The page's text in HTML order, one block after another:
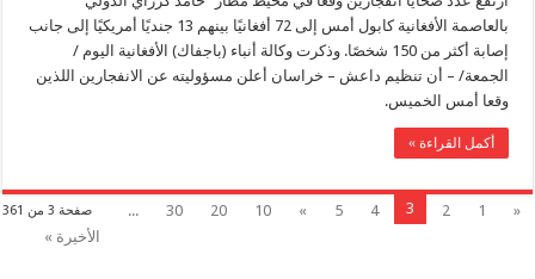
بالعاصمة الأفغانية كابول أمس إلى 72 أفغانيًا بينهم 13 جنديًا أمريكيًا إلى جانب
إصابة أكثر من 150 شخصًا. وذكرت وكالة أنباء (باجفاك) الأفغانية اليوم /
الجمعة/ – أن تنظيم داعش – خراسان أعلن مسؤوليته عن الانفجارين اللذين
وقعا أمس الخميس.
أكمل القراءة »
صفحة 3 من 361 «
1
2
3
4
5
»
10
20
30
...
الأخيرة »